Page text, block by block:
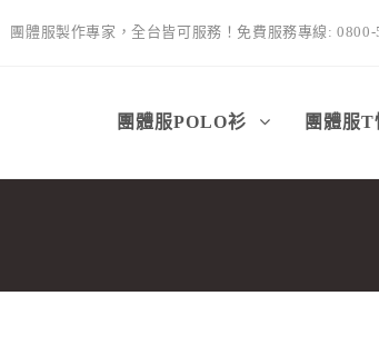
團體服製作專家，全台皆可服務！免費服務專線:
團體服POLO衫 團體服T